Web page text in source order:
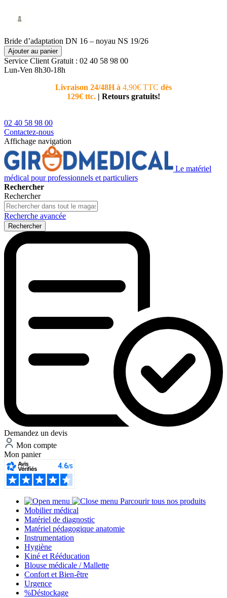
Bride d’adaptation DN 16 – noyau NS 19/26
Ajouter au panier
Service Client Gratuit : 02 40 58 98 00
Lun-Ven 8h30-18h
Livraison 24/48H à 4,90€ TTC dès
129€ ttc. | Retours gratuits!
02 40 58 98 00
Contactez-nous
Affichage navigation
Le matériel
médical pour professionnels et particuliers
Rechercher
Rechercher
Recherche avancée
Rechercher
Demandez un devis
Mon compte
Mon panier
Parcourir tous nos produits
Mobilier médical
Matériel de diagnostic
Matériel pédagogique anatomie
Instrumentation
Hygiène
Kiné et Rééducation
Blouse médicale / Mallette
Confort et Bien-être
Urgence
%Déstockage